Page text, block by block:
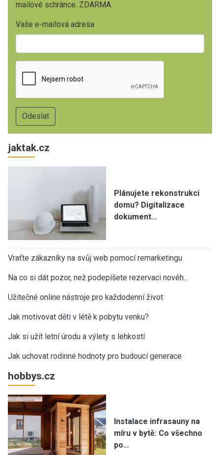
mailové schránce. ZDARMA.
Vaše e-mailová adresa
jaktak.cz
Plánujete rekonstrukci
domu? Digitalizace
dokument…
Vraťte zákazníky na svůj web pomocí remarketingu
Na co si dát pozor, než podepíšete rezervaci novéh…
Užitečné online nástroje pro každodenní život
Jak motivovat děti v létě k pobytu venku?
Jak si užít letní úrodu a výlety s lehkostí
Jak uchovat rodinné hodnoty pro budoucí generace
hobbys.cz
Instalace infrasauny na
míru v bytě: Co všechno
po…